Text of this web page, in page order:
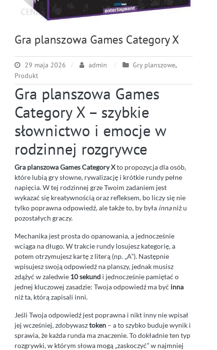
Gra planszowa Games Category X
29 maja 2026 admin Gry planszowe,
Produkt
Gra planszowa Games
Category X – szybkie
słownictwo i emocje w
rodzinnej rozgrywce
Gra planszowa Games Category Xto propozycja dla osób,
które lubią gry słowne, rywalizację i krótkie rundy pełne
napięcia. W tej rodzinnej grze Twoim zadaniem jest
wykazać się kreatywnością oraz refleksem, bo liczy się nie
tylko poprawna odpowiedź, ale także to, by była innaniż u
pozostałych graczy.
Mechanika jest prosta do opanowania, a jednocześnie
wciąga na długo. W trakcie rundy losujesz kategorię, a
potem otrzymujesz kartę z literą (np. „A”). Następnie
wpisujesz swoją odpowiedź na planszy, jednak musisz
zdążyć w zaledwie 10 sekund i jednocześnie pamiętać o
jednej kluczowej zasadzie: Twoja odpowiedź ma być inna
niż ta, którą zapisali inni.
Jeśli Twoja odpowiedź jest poprawna i nikt inny nie wpisał
jej wcześniej, zdobywasztoken – a to szybko buduje wynik i
sprawia, że każda runda ma znaczenie. To dokładnie ten typ
rozgrywki, w którym słowa mogą „zaskoczyć” w najmniej